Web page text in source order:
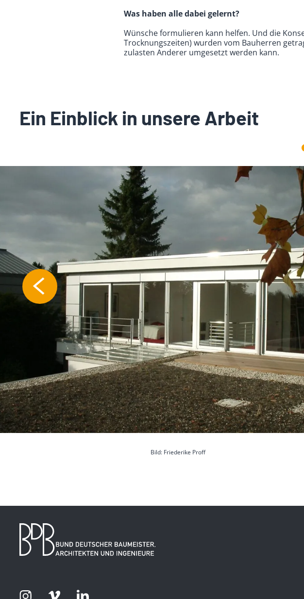
Was haben alle dabei gelernt?
Wünsche formulieren kann helfen. Und die
Trocknungszeiten) wurden vom Bauherren
zulasten Anderer umgesetzt werden kann.
Ein Einblick in unsere Arbeit
Bild: Friederike Proff